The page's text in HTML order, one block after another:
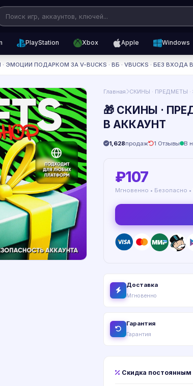
PlayStation Xbox Apple Windows
ЭМОЦИИ ПОДАРКОМ ЗА V-BUCKS · ВБ · VBUCKS · БЕЗ ВХОДА
Главная СКИНЫ · ПРЕДМЕТЫ ·
🎁 СКИНЫ ·
В АККАУНТ
1,628продаж 1 Отзывы В
₽107
Мгновенно • Безопасно •
Доставка
Мгновенно
Гарантия
Гарантия
Скидка постоянным